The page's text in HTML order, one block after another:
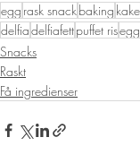
egg rask snackbaking kake
delfiadelfiafettpuffet ris
Snacks
Raskt
Få ingredienser